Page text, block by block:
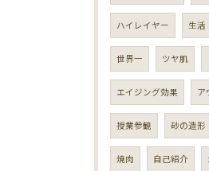
ハイレイヤー 生活
世界一 ツヤ肌
エイジング効果 ア
授業参観 砂の造形
焼肉 自己紹介